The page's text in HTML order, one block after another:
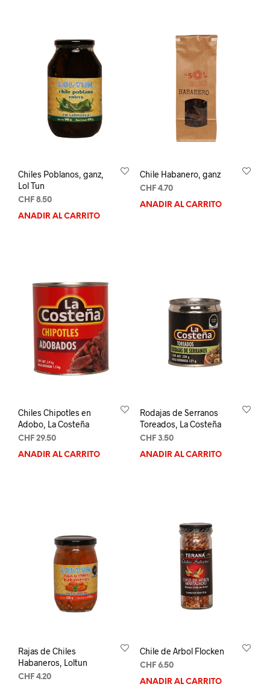
Chiles Poblanos, ganz,
Lol Tun
CHF 8.50
AÑADIR AL CARRITO
Chile Habanero, ganz
CHF4.70
AÑADIR AL CARRITO
Chiles Chipotles en
Adobo, La Costeña
CHF 29.50
AÑADIR AL CARRITO
Rodajas de Serranos
Toreados, La Costeña
CHF3.50
AÑADIR AL CARRITO
Rajas de Chiles
Habaneros, Loltun
CHF 4.20
Chile de Arbol Flocken
CHF6.50
AÑADIR AL CARRITO